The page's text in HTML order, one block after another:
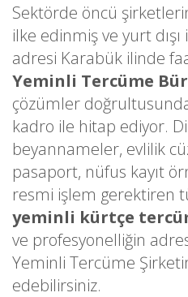
Sektörde öncü
ilke edinmiş ve yurt
adresi Karabük ilinde
Yeminli Tercüme
çözümler
kadro ile hitap ediyor.
beyannameler, evlilik
pasaport, nüfus kayıt
resmi işlem gerektiren
yeminli kürtçe
ve profesyonelliğin
Yeminli Tercüme
edebilirsiniz.